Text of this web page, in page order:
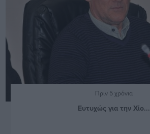
Πριν 5 χρόνια
Ευτυχώς για την Χίο...